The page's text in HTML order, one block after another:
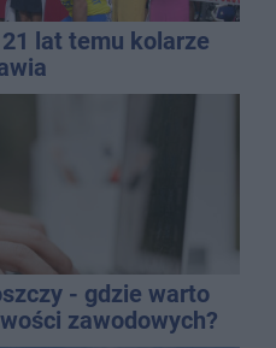
lat temu kolarze
- gdzie warto
zawodowych?